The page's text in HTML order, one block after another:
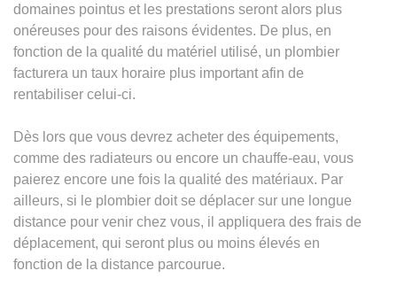
domaines pointus et les prestations seront alors plus
onéreuses pour des raisons évidentes. De plus, en
fonction de la qualité du matériel utilisé, un plombier
facturera un taux horaire plus important afin de
rentabiliser celui-ci.
Dès lors que vous devrez acheter des équipements,
comme des radiateurs ou encore un chauffe-eau, vous
paierez encore une fois la qualité des matériaux. Par
ailleurs, si le plombier doit se déplacer sur une longue
distance pour venir chez vous, il appliquera des frais de
déplacement, qui seront plus ou moins élevés en
fonction de la distance parcourue.